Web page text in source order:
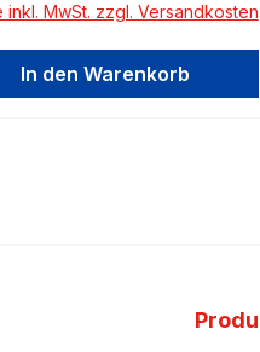
inkl. MwSt. zzgl. Versandkosten
In den Warenkorb